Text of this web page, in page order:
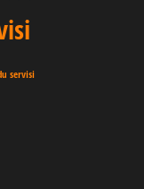
servisi